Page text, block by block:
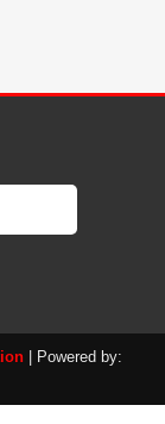
| Powered by: